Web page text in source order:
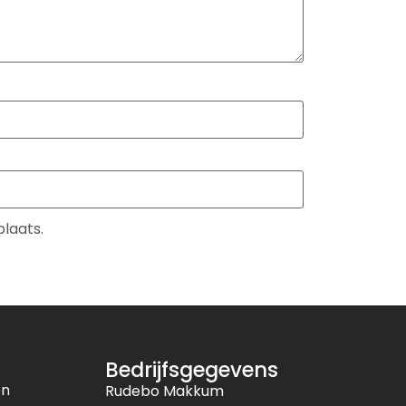
Bedrijfsgegevens
Rudebo Makkum